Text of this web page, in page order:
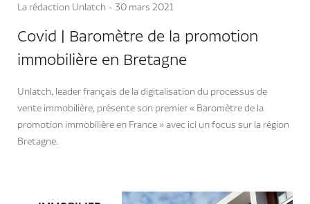
La rédaction Unlatch 30 mars 2021
Covid | Baromètre de la promotion
immobilière en Bretagne
Unlatch, leader français de la digitalisation du processus de
vente immobilière, présente son premier « Baromètre de la
promotion immobilière en France » avec ici un focus sur la région
Bretagne.